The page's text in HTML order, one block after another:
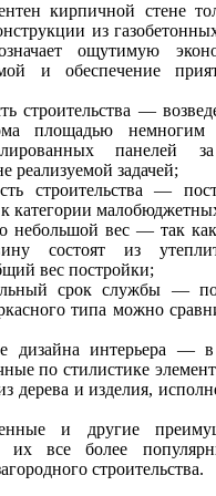
кирпичной стене
из
ощутимую
и обеспечение
строительства —
площадью
панелей
реализуемой задачей;
строительства —
к категории
небольшой вес — так
состоят из
вес постройки;
срок службы — по
типа можно
дизайна интерьера —
по стилистике
дерева и изделия,
и другие
их все более
строительства.